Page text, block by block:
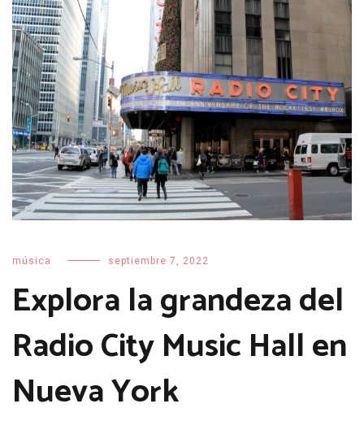
música septiembre 7, 2022
Explora la grandeza del
Radio City Music Hall en
Nueva York